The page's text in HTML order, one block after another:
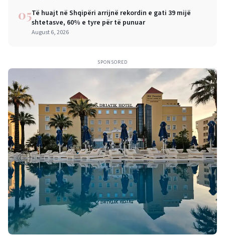
05Të huajt në Shqipëri arrijnë rekordin e gati 39 mijë
shtetasve, 60% e tyre për të punuar
August 6, 2026
SPONSORED